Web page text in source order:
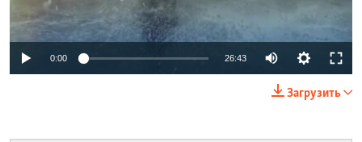
Auto 240p 360p 480p
0:00 26:43
240p
480p
Загрузить